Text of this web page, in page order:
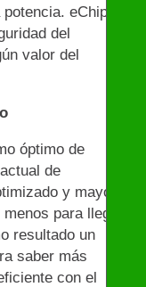
eChip
del
valor del
óptimo de
de
y mayor
para llegar
resultado un
saber más
con el